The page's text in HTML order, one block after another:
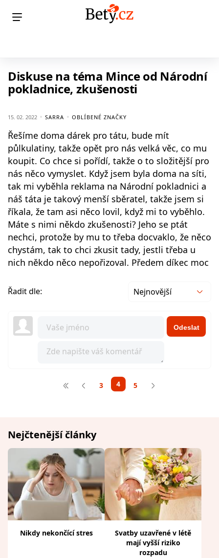
Diskuse na téma Mince od Národní
pokladnice, zkušenosti
15. 02. 2022 SARRA OBLÍBENÉ ZNAČKY
Řešíme doma dárek pro tátu, bude mít
půlkulatiny, takže opět pro nás velká věc, co mu
koupit. Co chce si pořídí, takže o to složitější pro
nás něco vymyslet. Když jsem byla doma na síti,
tak mi vyběhla reklama na Národní pokladnici a
náš táta je takový menší sběratel, takže jsem si
říkala, že tam asi něco lovil, když mi to vyběhlo.
Máte s nimi někdo zkušenosti? Jeho se ptát
nechci, protože by mu to třeba docvaklo, že něco
chystám, tak to chci zkusit tady, jestli třeba u
nich někdo něco nepořizoval. Předem díkec moc
Řadit dle: Nejnovější
Odeslat
3 4 5
Nejčtenější články
Nikdy nekončící stres
Svatby uzavřené v létě
mají vyšší riziko
rozpadu